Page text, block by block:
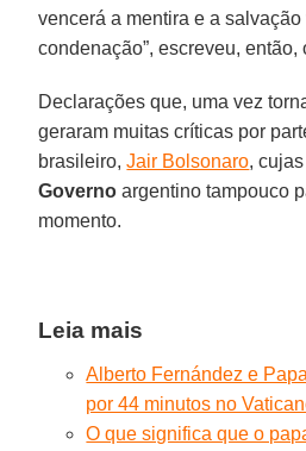
vencerá a mentira e a salvação
condenação”, escreveu, então,
Declarações que, uma vez
geraram muitas críticas por
brasileiro,Jair Bolsonaro,
Governo argentino tampouco
momento.
Leia mais
Alberto Fernández e
por 44 minutos no
O que significa que o